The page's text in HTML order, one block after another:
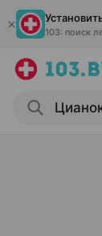
103: поиск